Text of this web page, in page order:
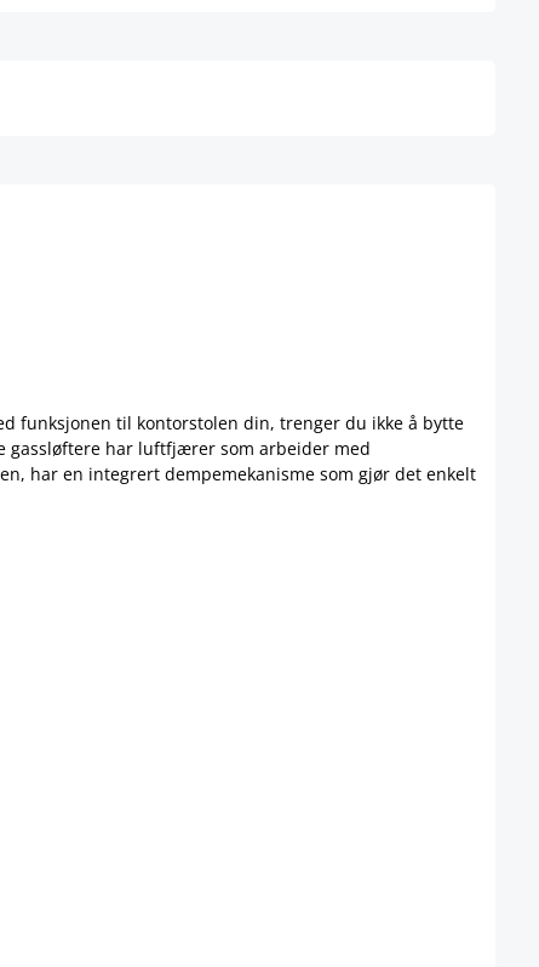
funksjonen til kontorstolen din, trenger du ikke å bytte
gassløftere har luftfjærer som arbeider med
har en integrert dempemekanisme som gjør det enkelt